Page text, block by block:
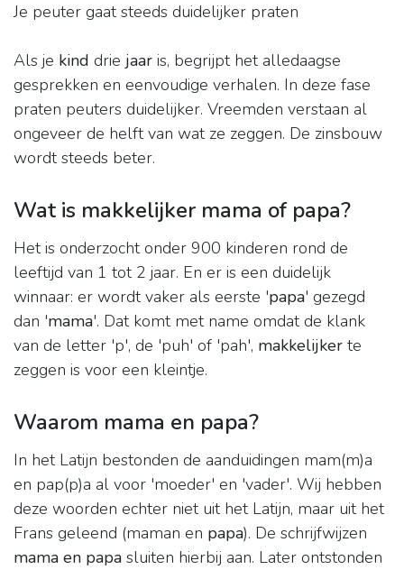
Je peuter gaat steeds duidelijker praten
Als je kind drie jaar is, begrijpt het alledaagse
gesprekken en eenvoudige verhalen. In deze fase
praten peuters duidelijker. Vreemden verstaan al
ongeveer de helft van wat ze zeggen. De zinsbouw
wordt steeds beter.
Wat is makkelijker mama of papa?
Het is onderzocht onder 900 kinderen rond de
leeftijd van 1 tot 2 jaar. En er is een duidelijk
winnaar: er wordt vaker als eerste 'papa' gezegd
dan 'mama'. Dat komt met name omdat de klank
van de letter 'p', de 'puh' of 'pah', makkelijker te
zeggen is voor een kleintje.
Waarom mama en papa?
In het Latijn bestonden de aanduidingen mam(m)a
en pap(p)a al voor 'moeder' en 'vader'. Wij hebben
deze woorden echter niet uit het Latijn, maar uit het
Frans geleend (maman en papa). De schrijfwijzen
mama en papa sluiten hierbij aan. Later ontstonden